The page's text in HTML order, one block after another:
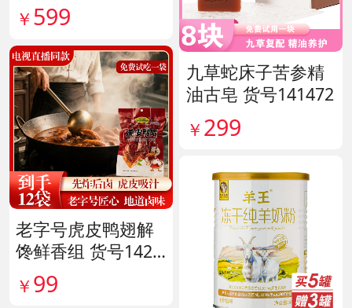
￥ 599
老字号虎皮鸭翅解
馋鲜香组 货号1420
38
￥ 99
九草蛇床子苦参精
油古皂 货号141472
￥ 299